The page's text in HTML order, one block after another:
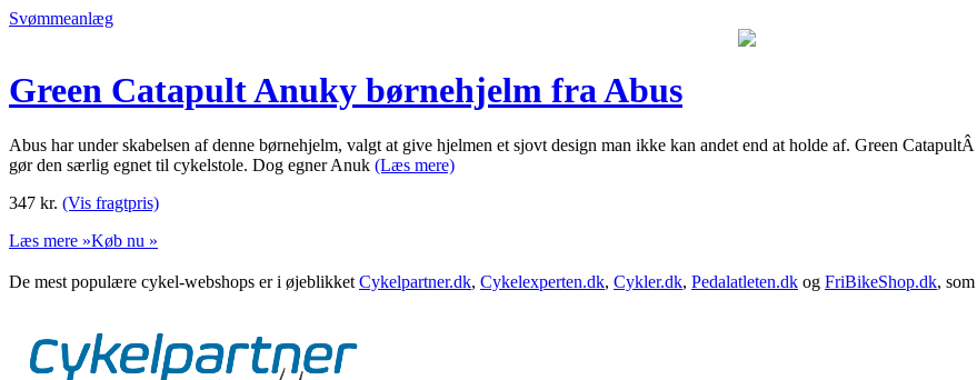
Svømmeanlæg
Green Catapult Anuky børnehjelm fra Abus
Abus har under skabelsen af denne børnehjelm, valgt at give hjelmen et sjovt design man ikke kan andet end at holde af. Green
gør den særlig egnet til cykelstole. Dog egner Anuk (Læs mere)
347 kr. (Vis fragtpris)
Læs mere »Køb nu »
De mest populære cykel-webshops er i øjeblikket Cykelpartner.dk, Cykelexperten.dk, Cykler.dk, Pedalatleten.dk og FriBikeShop.dk,